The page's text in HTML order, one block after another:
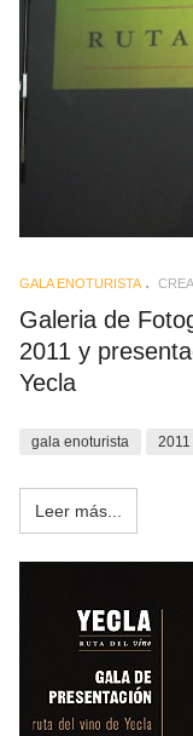
GALA ENOTURISTA
Galeria de
2011 y
Yecla
gala enoturista 2011
Leer más...